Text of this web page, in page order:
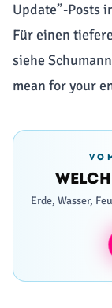
Update”-Posts
Für einen
siehe
mean for your
Erde, Wasser,